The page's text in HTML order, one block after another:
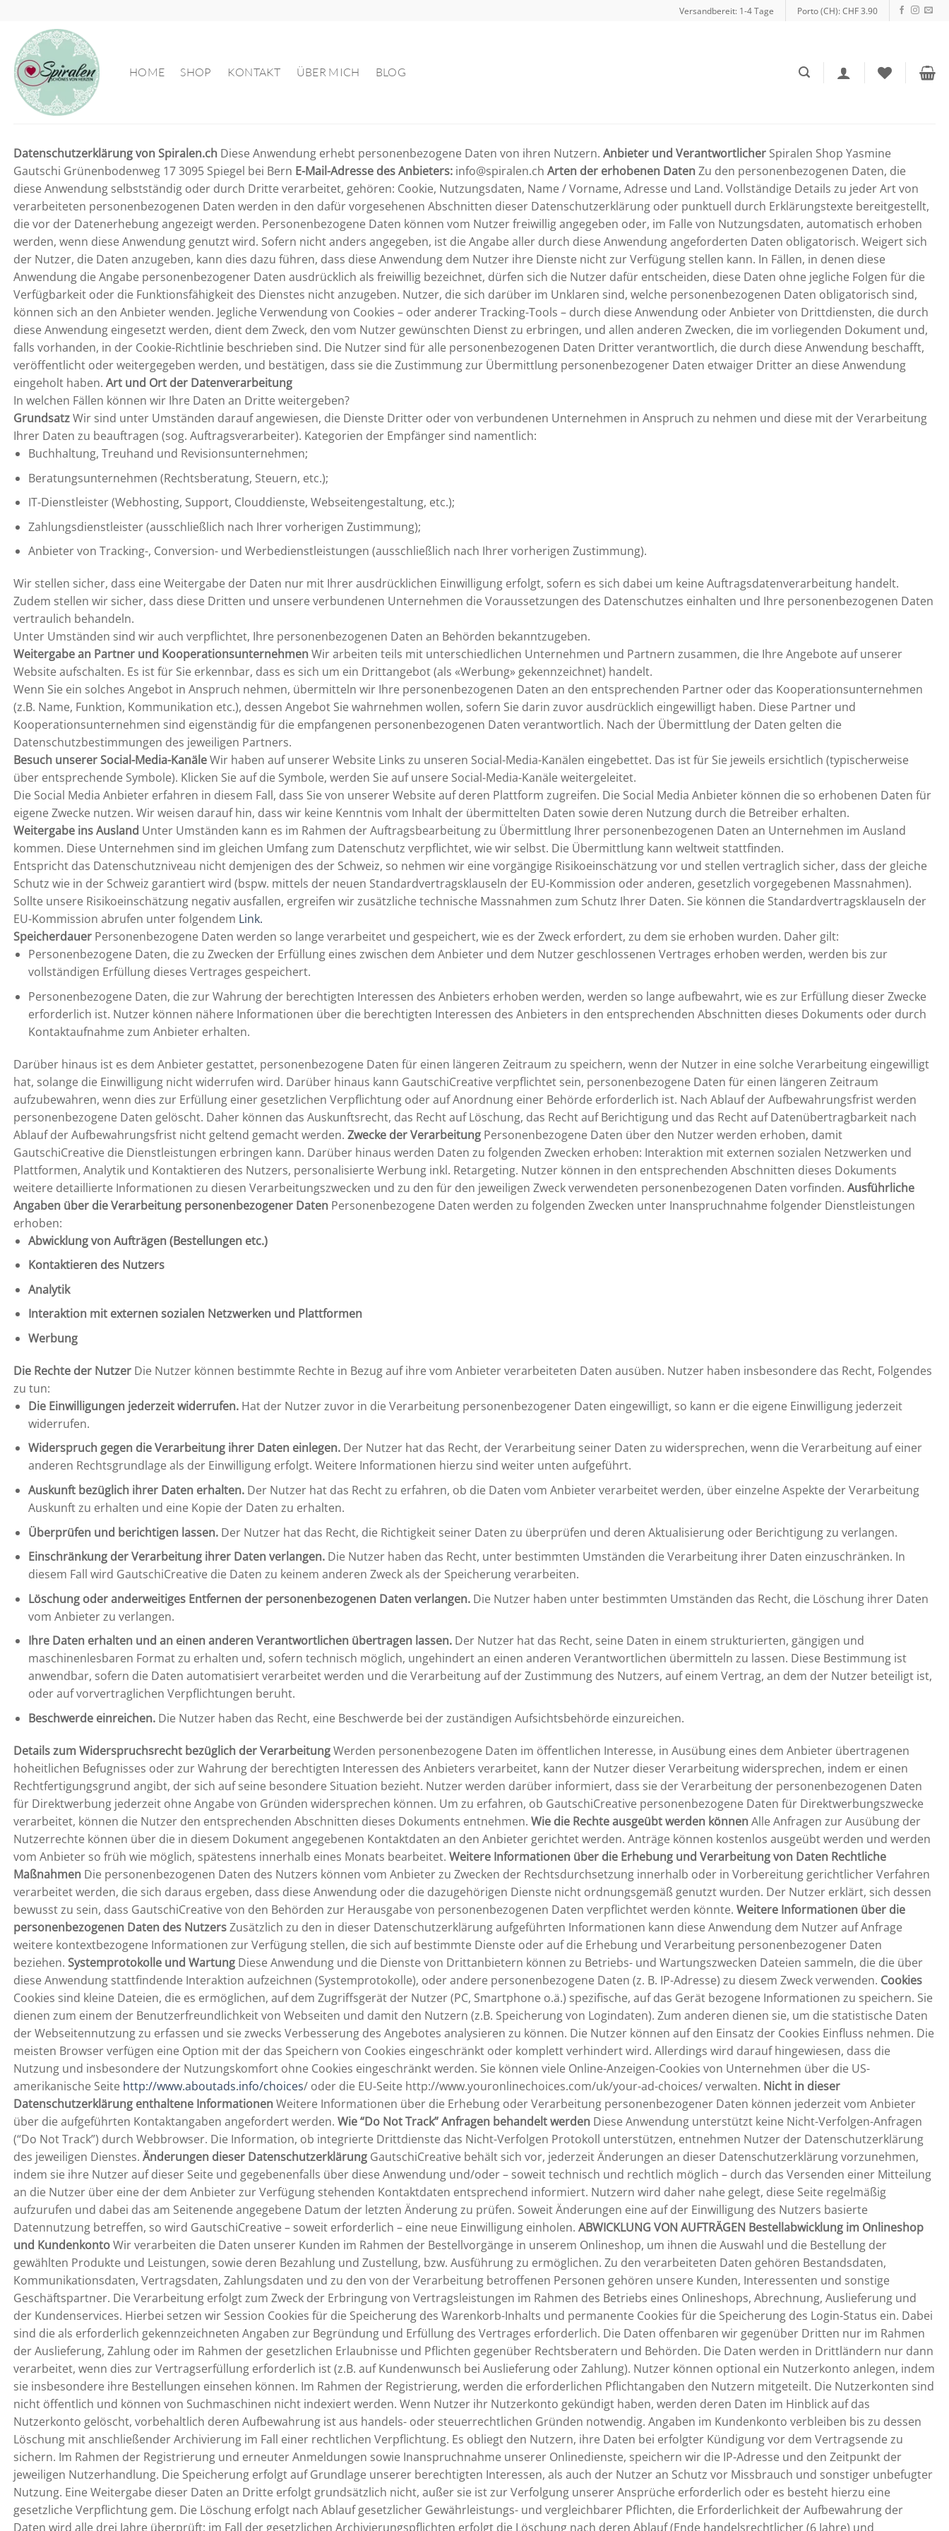
springen
Versandbereit: 1-4 Tage Porto (CH): CHF 3.90
HOME SHOP KONTAKT ÜBER MICH BLOG
Datenschutzerklärung von Spiralen.ch Diese Anwendung erhebt personenbezogene Daten von ihren Nutzern. Anbieter und Verantwortlicher Spiralen Shop Yasmine
Gautschi Grünenbodenweg 17 3095 Spiegel bei Bern E-Mail-Adresse des Anbieters: info@spiralen.ch Arten der erhobenen DatenZu den personenbezogenen Daten, die
diese Anwendung selbstständig oder durch Dritte verarbeitet, gehören: Cookie, Nutzungsdaten, Name / Vorname, Adresse und Land. Vollständige Details zu jeder Art von
verarbeiteten personenbezogenen Daten werden in den dafür vorgesehenen Abschnitten dieser Datenschutzerklärung oder punktuell durch Erklärungstexte bereitgestellt,
die vor der Datenerhebung angezeigt werden. Personenbezogene Daten können vom Nutzer freiwillig angegeben oder, im Falle von Nutzungsdaten, automatisch erhoben
werden, wenn diese Anwendung genutzt wird. Sofern nicht anders angegeben, ist die Angabe aller durch diese Anwendung angeforderten Daten obligatorisch. Weigert sich
der Nutzer, die Daten anzugeben, kann dies dazu führen, dass diese Anwendung dem Nutzer ihre Dienste nicht zur Verfügung stellen kann. In Fällen, in denen diese
Anwendung die Angabe personenbezogener Daten ausdrücklich als freiwillig bezeichnet, dürfen sich die Nutzer dafür entscheiden, diese Daten ohne jegliche Folgen für die
Verfügbarkeit oder die Funktionsfähigkeit des Dienstes nicht anzugeben. Nutzer, die sich darüber im Unklaren sind, welche personenbezogenen Daten obligatorisch sind,
können sich an den Anbieter wenden. Jegliche Verwendung von Cookies – oder anderer Tracking-Tools – durch diese Anwendung oder Anbieter von Drittdiensten, die durch
diese Anwendung eingesetzt werden, dient dem Zweck, den vom Nutzer gewünschten Dienst zu erbringen, und allen anderen Zwecken, die im vorliegenden Dokument und,
falls vorhanden, in der Cookie-Richtlinie beschrieben sind. Die Nutzer sind für alle personenbezogenen Daten Dritter verantwortlich, die durch diese Anwendung beschafft,
veröffentlicht oder weitergegeben werden, und bestätigen, dass sie die Zustimmung zur Übermittlung personenbezogener Daten etwaiger Dritter an diese Anwendung
eingeholt haben. Art und Ort der Datenverarbeitung
In welchen Fällen können wir Ihre Daten an Dritte weitergeben?
GrundsatzWir sind unter Umständen darauf angewiesen, die Dienste Dritter oder von verbundenen Unternehmen in Anspruch zu nehmen und diese mit der Verarbeitung
Ihrer Daten zu beauftragen (sog. Auftragsverarbeiter). Kategorien der Empfänger sind namentlich:
Buchhaltung, Treuhand und Revisionsunternehmen;
Beratungsunternehmen (Rechtsberatung, Steuern, etc.);
IT-Dienstleister (Webhosting, Support, Clouddienste, Webseitengestaltung, etc.);
Zahlungsdienstleister (ausschließlich nach Ihrer vorherigen Zustimmung);
Anbieter von Tracking-, Conversion- und Werbedienstleistungen (ausschließlich nach Ihrer vorherigen Zustimmung).
Wir stellen sicher, dass eine Weitergabe der Daten nur mit Ihrer ausdrücklichen Einwilligung erfolgt, sofern es sich dabei um keine Auftragsdatenverarbeitung handelt.
Zudem stellen wir sicher, dass diese Dritten und unsere verbundenen Unternehmen die Voraussetzungen des Datenschutzes einhalten und Ihre personenbezogenen Daten
vertraulich behandeln.
Unter Umständen sind wir auch verpflichtet, Ihre personenbezogenen Daten an Behörden bekanntzugeben.
Weitergabe an Partner und KooperationsunternehmenWir arbeiten teils mit unterschiedlichen Unternehmen und Partnern zusammen, die Ihre Angebote auf unserer
Website aufschalten. Es ist für Sie erkennbar, dass es sich um ein Drittangebot (als «Werbung» gekennzeichnet) handelt.
Wenn Sie ein solches Angebot in Anspruch nehmen, übermitteln wir Ihre personenbezogenen Daten an den entsprechenden Partner oder das Kooperationsunternehmen
(z.B. Name, Funktion, Kommunikation etc.), dessen Angebot Sie wahrnehmen wollen, sofern Sie darin zuvor ausdrücklich eingewilligt haben. Diese Partner und
Kooperationsunternehmen sind eigenständig für die empfangenen personenbezogenen Daten verantwortlich. Nach der Übermittlung der Daten gelten die
Datenschutzbestimmungen des jeweiligen Partners.
Besuch unserer Social-Media-KanäleWir haben auf unserer Website Links zu unseren Social-Media-Kanälen eingebettet. Das ist für Sie jeweils ersichtlich (typischerweise
über entsprechende Symbole). Klicken Sie auf die Symbole, werden Sie auf unsere Social-Media-Kanäle weitergeleitet.
Die Social Media Anbieter erfahren in diesem Fall, dass Sie von unserer Website auf deren Plattform zugreifen. Die Social Media Anbieter können die so erhobenen Daten für
eigene Zwecke nutzen. Wir weisen darauf hin, dass wir keine Kenntnis vom Inhalt der übermittelten Daten sowie deren Nutzung durch die Betreiber erhalten.
Weitergabe ins Ausland Unter Umständen kann es im Rahmen der Auftragsbearbeitung zu Übermittlung Ihrer personenbezogenen Daten an Unternehmen im Ausland
kommen. Diese Unternehmen sind im gleichen Umfang zum Datenschutz verpflichtet, wie wir selbst. Die Übermittlung kann weltweit stattfinden.
Entspricht das Datenschutzniveau nicht demjenigen des der Schweiz, so nehmen wir eine vorgängige Risikoeinschätzung vor und stellen vertraglich sicher, dass der gleiche
Schutz wie in der Schweiz garantiert wird (bspw. mittels der neuen Standardvertragsklauseln der EU-Kommission oder anderen, gesetzlich vorgegebenen Massnahmen).
Sollte unsere Risikoeinschätzung negativ ausfallen, ergreifen wir zusätzliche technische Massnahmen zum Schutz Ihrer Daten. Sie können die Standardvertragsklauseln der
EU-Kommission abrufen unter folgendem Link.
Speicherdauer Personenbezogene Daten werden so lange verarbeitet und gespeichert, wie es der Zweck erfordert, zu dem sie erhoben wurden. Daher gilt:
Personenbezogene Daten, die zu Zwecken der Erfüllung eines zwischen dem Anbieter und dem Nutzer geschlossenen Vertrages erhoben werden, werden bis zur
vollständigen Erfüllung dieses Vertrages gespeichert.
Personenbezogene Daten, die zur Wahrung der berechtigten Interessen des Anbieters erhoben werden, werden so lange aufbewahrt, wie es zur Erfüllung dieser Zwecke
erforderlich ist. Nutzer können nähere Informationen über die berechtigten Interessen des Anbieters in den entsprechenden Abschnitten dieses Dokuments oder durch
Kontaktaufnahme zum Anbieter erhalten.
Darüber hinaus ist es dem Anbieter gestattet, personenbezogene Daten für einen längeren Zeitraum zu speichern, wenn der Nutzer in eine solche Verarbeitung eingewilligt
hat, solange die Einwilligung nicht widerrufen wird. Darüber hinaus kann GautschiCreative verpflichtet sein, personenbezogene Daten für einen längeren Zeitraum
aufzubewahren, wenn dies zur Erfüllung einer gesetzlichen Verpflichtung oder auf Anordnung einer Behörde erforderlich ist. Nach Ablauf der Aufbewahrungsfrist werden
personenbezogene Daten gelöscht. Daher können das Auskunftsrecht, das Recht auf Löschung, das Recht auf Berichtigung und das Recht auf Datenübertragbarkeit nach
Ablauf der Aufbewahrungsfrist nicht geltend gemacht werden. Zwecke der Verarbeitung Personenbezogene Daten über den Nutzer werden erhoben, damit
GautschiCreative die Dienstleistungen erbringen kann. Darüber hinaus werden Daten zu folgenden Zwecken erhoben: Interaktion mit externen sozialen Netzwerken und
Plattformen, Analytik und Kontaktieren des Nutzers, personalisierte Werbung inkl. Retargeting. Nutzer können in den entsprechenden Abschnitten dieses Dokuments
weitere detaillierte Informationen zu diesen Verarbeitungszwecken und zu den für den jeweiligen Zweck verwendeten personenbezogenen Daten vorfinden. Ausführliche
Angaben über die Verarbeitung personenbezogener Daten Personenbezogene Daten werden zu folgenden Zwecken unter Inanspruchnahme folgender Dienstleistungen
erhoben:
Abwicklung von Aufträgen (Bestellungen etc.)
Kontaktieren des Nutzers
Analytik
Interaktion mit externen sozialen Netzwerken und Plattformen
Werbung
Die Rechte der Nutzer Die Nutzer können bestimmte Rechte in Bezug auf ihre vom Anbieter verarbeiteten Daten ausüben. Nutzer haben insbesondere das Recht, Folgendes
zu tun:
Die Einwilligungen jederzeit widerrufen.Hat der Nutzer zuvor in die Verarbeitung personenbezogener Daten eingewilligt, so kann er die eigene Einwilligung jederzeit
widerrufen.
Widerspruch gegen die Verarbeitung ihrer Daten einlegen.Der Nutzer hat das Recht, der Verarbeitung seiner Daten zu widersprechen, wenn die Verarbeitung auf einer
anderen Rechtsgrundlage als der Einwilligung erfolgt. Weitere Informationen hierzu sind weiter unten aufgeführt.
Auskunft bezüglich ihrer Daten erhalten.Der Nutzer hat das Recht zu erfahren, ob die Daten vom Anbieter verarbeitet werden, über einzelne Aspekte der Verarbeitung
Auskunft zu erhalten und eine Kopie der Daten zu erhalten.
Überprüfen und berichtigen lassen.Der Nutzer hat das Recht, die Richtigkeit seiner Daten zu überprüfen und deren Aktualisierung oder Berichtigung zu verlangen.
Einschränkung der Verarbeitung ihrer Daten verlangen.Die Nutzer haben das Recht, unter bestimmten Umständen die Verarbeitung ihrer Daten einzuschränken. In
diesem Fall wird GautschiCreative die Daten zu keinem anderen Zweck als der Speicherung verarbeiten.
Löschung oder anderweitiges Entfernen der personenbezogenen Daten verlangen.Die Nutzer haben unter bestimmten Umständen das Recht, die Löschung ihrer Daten
vom Anbieter zu verlangen.
Ihre Daten erhalten und an einen anderen Verantwortlichen übertragen lassen.Der Nutzer hat das Recht, seine Daten in einem strukturierten, gängigen und
maschinenlesbaren Format zu erhalten und, sofern technisch möglich, ungehindert an einen anderen Verantwortlichen übermitteln zu lassen. Diese Bestimmung ist
anwendbar, sofern die Daten automatisiert verarbeitet werden und die Verarbeitung auf der Zustimmung des Nutzers, auf einem Vertrag, an dem der Nutzer beteiligt ist,
oder auf vorvertraglichen Verpflichtungen beruht.
Beschwerde einreichen.Die Nutzer haben das Recht, eine Beschwerde bei der zuständigen Aufsichtsbehörde einzureichen.
Details zum Widerspruchsrecht bezüglich der VerarbeitungWerden personenbezogene Daten im öffentlichen Interesse, in Ausübung eines dem Anbieter übertragenen
hoheitlichen Befugnisses oder zur Wahrung der berechtigten Interessen des Anbieters verarbeitet, kann der Nutzer dieser Verarbeitung widersprechen, indem er einen
Rechtfertigungsgrund angibt, der sich auf seine besondere Situation bezieht. Nutzer werden darüber informiert, dass sie der Verarbeitung der personenbezogenen Daten
für Direktwerbung jederzeit ohne Angabe von Gründen widersprechen können. Um zu erfahren, ob GautschiCreative personenbezogene Daten für Direktwerbungszwecke
verarbeitet, können die Nutzer den entsprechenden Abschnitten dieses Dokuments entnehmen. Wie die Rechte ausgeübt werden könnenAlle Anfragen zur Ausübung der
Nutzerrechte können über die in diesem Dokument angegebenen Kontaktdaten an den Anbieter gerichtet werden. Anträge können kostenlos ausgeübt werden und werden
vom Anbieter so früh wie möglich, spätestens innerhalb eines Monats bearbeitet. Weitere Informationen über die Erhebung und Verarbeitung von Daten Rechtliche
Maßnahmen Die personenbezogenen Daten des Nutzers können vom Anbieter zu Zwecken der Rechtsdurchsetzung innerhalb oder in Vorbereitung gerichtlicher Verfahren
verarbeitet werden, die sich daraus ergeben, dass diese Anwendung oder die dazugehörigen Dienste nicht ordnungsgemäß genutzt wurden. Der Nutzer erklärt, sich dessen
bewusst zu sein, dass GautschiCreative von den Behörden zur Herausgabe von personenbezogenen Daten verpflichtet werden könnte. Weitere Informationen über die
personenbezogenen Daten des NutzersZusätzlich zu den in dieser Datenschutzerklärung aufgeführten Informationen kann diese Anwendung dem Nutzer auf Anfrage
weitere kontextbezogene Informationen zur Verfügung stellen, die sich auf bestimmte Dienste oder auf die Erhebung und Verarbeitung personenbezogener Daten
beziehen. Systemprotokolle und Wartung Diese Anwendung und die Dienste von Drittanbietern können zu Betriebs- und Wartungszwecken Dateien sammeln, die die über
diese Anwendung stattfindende Interaktion aufzeichnen (Systemprotokolle), oder andere personenbezogene Daten (z. B. IP-Adresse) zu diesem Zweck verwenden. Cookies
Cookies sind kleine Dateien, die es ermöglichen, auf dem Zugriffsgerät der Nutzer (PC, Smartphone o.ä.) spezifische, auf das Gerät bezogene Informationen zu speichern. Sie
dienen zum einem der Benutzerfreundlichkeit von Webseiten und damit den Nutzern (z.B. Speicherung von Logindaten). Zum anderen dienen sie, um die statistische Daten
der Webseitennutzung zu erfassen und sie zwecks Verbesserung des Angebotes analysieren zu können. Die Nutzer können auf den Einsatz der Cookies Einfluss nehmen. Die
meisten Browser verfügen eine Option mit der das Speichern von Cookies eingeschränkt oder komplett verhindert wird. Allerdings wird darauf hingewiesen, dass die
Nutzung und insbesondere der Nutzungskomfort ohne Cookies eingeschränkt werden. Sie können viele Online-Anzeigen-Cookies von Unternehmen über die US-
amerikanische Seite http://www.aboutads.info/choices/ oder die EU-Seite http://www.youronlinechoices.com/uk/your-ad-choices/ verwalten. Nicht in dieser
Datenschutzerklärung enthaltene InformationenWeitere Informationen über die Erhebung oder Verarbeitung personenbezogener Daten können jederzeit vom Anbieter
über die aufgeführten Kontaktangaben angefordert werden. Wie “Do Not Track” Anfragen behandelt werden Diese Anwendung unterstützt keine Nicht-Verfolgen-Anfragen
(“Do Not Track”) durch Webbrowser. Die Information, ob integrierte Drittdienste das Nicht-Verfolgen Protokoll unterstützen, entnehmen Nutzer der Datenschutzerklärung
des jeweiligen Dienstes. Änderungen dieser Datenschutzerklärung GautschiCreative behält sich vor, jederzeit Änderungen an dieser Datenschutzerklärung vorzunehmen,
indem sie ihre Nutzer auf dieser Seite und gegebenenfalls über diese Anwendung und/oder – soweit technisch und rechtlich möglich – durch das Versenden einer Mitteilung
an die Nutzer über eine der dem Anbieter zur Verfügung stehenden Kontaktdaten entsprechend informiert. Nutzern wird daher nahe gelegt, diese Seite regelmäßig
aufzurufen und dabei das am Seitenende angegebene Datum der letzten Änderung zu prüfen. Soweit Änderungen eine auf der Einwilligung des Nutzers basierte
Datennutzung betreffen, so wird GautschiCreative – soweit erforderlich – eine neue Einwilligung einholen. ABWICKLUNG VON AUFTRÄGEN Bestellabwicklung im Onlineshop
und KundenkontoWir verarbeiten die Daten unserer Kunden im Rahmen der Bestellvorgänge in unserem Onlineshop, um ihnen die Auswahl und die Bestellung der
gewählten Produkte und Leistungen, sowie deren Bezahlung und Zustellung, bzw. Ausführung zu ermöglichen. Zu den verarbeiteten Daten gehören Bestandsdaten,
Kommunikationsdaten, Vertragsdaten, Zahlungsdaten und zu den von der Verarbeitung betroffenen Personen gehören unsere Kunden, Interessenten und sonstige
Geschäftspartner. Die Verarbeitung erfolgt zum Zweck der Erbringung von Vertragsleistungen im Rahmen des Betriebs eines Onlineshops, Abrechnung, Auslieferung und
der Kundenservices. Hierbei setzen wir Session Cookies für die Speicherung des Warenkorb-Inhalts und permanente Cookies für die Speicherung des Login-Status ein. Dabei
sind die als erforderlich gekennzeichneten Angaben zur Begründung und Erfüllung des Vertrages erforderlich. Die Daten offenbaren wir gegenüber Dritten nur im Rahmen
der Auslieferung, Zahlung oder im Rahmen der gesetzlichen Erlaubnisse und Pflichten gegenüber Rechtsberatern und Behörden. Die Daten werden in Drittländern nur dann
verarbeitet, wenn dies zur Vertragserfüllung erforderlich ist (z.B. auf Kundenwunsch bei Auslieferung oder Zahlung). Nutzer können optional ein Nutzerkonto anlegen, indem
sie insbesondere ihre Bestellungen einsehen können. Im Rahmen der Registrierung, werden die erforderlichen Pflichtangaben den Nutzern mitgeteilt. Die Nutzerkonten sind
nicht öffentlich und können von Suchmaschinen nicht indexiert werden. Wenn Nutzer ihr Nutzerkonto gekündigt haben, werden deren Daten im Hinblick auf das
Nutzerkonto gelöscht, vorbehaltlich deren Aufbewahrung ist aus handels- oder steuerrechtlichen Gründen notwendig. Angaben im Kundenkonto verbleiben bis zu dessen
Löschung mit anschließender Archivierung im Fall einer rechtlichen Verpflichtung. Es obliegt den Nutzern, ihre Daten bei erfolgter Kündigung vor dem Vertragsende zu
sichern. Im Rahmen der Registrierung und erneuter Anmeldungen sowie Inanspruchnahme unserer Onlinedienste, speichern wir die IP-Adresse und den Zeitpunkt der
jeweiligen Nutzerhandlung. Die Speicherung erfolgt auf Grundlage unserer berechtigten Interessen, als auch der Nutzer an Schutz vor Missbrauch und sonstiger unbefugter
Nutzung. Eine Weitergabe dieser Daten an Dritte erfolgt grundsätzlich nicht, außer sie ist zur Verfolgung unserer Ansprüche erforderlich oder es besteht hierzu eine
gesetzliche Verpflichtung gem. Die Löschung erfolgt nach Ablauf gesetzlicher Gewährleistungs- und vergleichbarer Pflichten, die Erforderlichkeit der Aufbewahrung der
Daten wird alle drei Jahre überprüft; im Fall der gesetzlichen Archivierungspflichten erfolgt die Löschung nach deren Ablauf (Ende handelsrechtlicher (6 Jahre) und